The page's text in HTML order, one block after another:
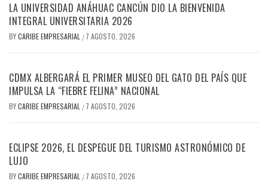
LA UNIVERSIDAD ANÁHUAC CANCÚN DIO LA BIENVENIDA
INTEGRAL UNIVERSITARIA 2026
BYCARIBE EMPRESARIAL / 7 AGOSTO, 2026
CDMX ALBERGARÁ EL PRIMER MUSEO DEL GATO DEL PAÍS QUE
IMPULSA LA “FIEBRE FELINA” NACIONAL
BYCARIBE EMPRESARIAL / 7 AGOSTO, 2026
ECLIPSE 2026, EL DESPEGUE DEL TURISMO ASTRONÓMICO DE
LUJO
BYCARIBE EMPRESARIAL / 7 AGOSTO, 2026